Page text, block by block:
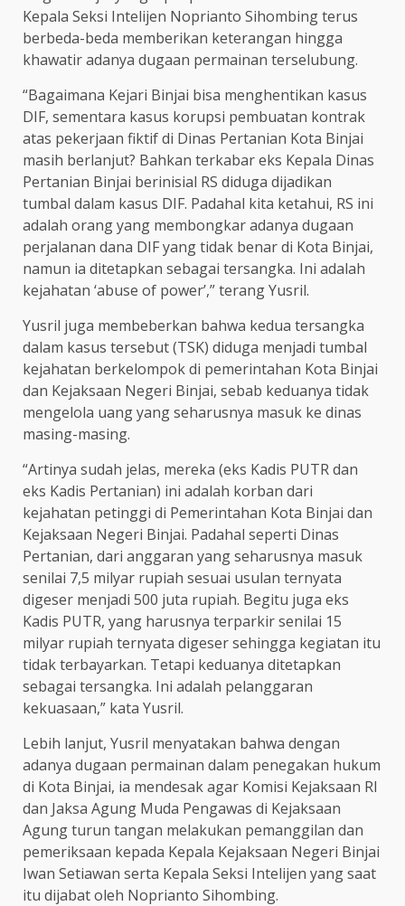
Kepala Seksi Intelijen Noprianto Sihombing terus
berbeda-beda memberikan keterangan hingga
khawatir adanya dugaan permainan terselubung.
“Bagaimana Kejari Binjai bisa menghentikan kasus
DIF, sementara kasus korupsi pembuatan kontrak
atas pekerjaan fiktif di Dinas Pertanian Kota Binjai
masih berlanjut? Bahkan terkabar eks Kepala Dinas
Pertanian Binjai berinisial RS diduga dijadikan
tumbal dalam kasus DIF. Padahal kita ketahui, RS ini
adalah orang yang membongkar adanya dugaan
perjalanan dana DIF yang tidak benar di Kota Binjai,
namun ia ditetapkan sebagai tersangka. Ini adalah
kejahatan ‘abuse of power’,” terang Yusril.
Yusril juga membeberkan bahwa kedua tersangka
dalam kasus tersebut (TSK) diduga menjadi tumbal
kejahatan berkelompok di pemerintahan Kota Binjai
dan Kejaksaan Negeri Binjai, sebab keduanya tidak
mengelola uang yang seharusnya masuk ke dinas
masing-masing.
“Artinya sudah jelas, mereka (eks Kadis PUTR dan
eks Kadis Pertanian) ini adalah korban dari
kejahatan petinggi di Pemerintahan Kota Binjai dan
Kejaksaan Negeri Binjai. Padahal seperti Dinas
Pertanian, dari anggaran yang seharusnya masuk
senilai 7,5 milyar rupiah sesuai usulan ternyata
digeser menjadi 500 juta rupiah. Begitu juga eks
Kadis PUTR, yang harusnya terparkir senilai 15
milyar rupiah ternyata digeser sehingga kegiatan itu
tidak terbayarkan. Tetapi keduanya ditetapkan
sebagai tersangka. Ini adalah pelanggaran
kekuasaan,” kata Yusril.
Lebih lanjut, Yusril menyatakan bahwa dengan
adanya dugaan permainan dalam penegakan hukum
di Kota Binjai, ia mendesak agar Komisi Kejaksaan RI
dan Jaksa Agung Muda Pengawas di Kejaksaan
Agung turun tangan melakukan pemanggilan dan
pemeriksaan kepada Kepala Kejaksaan Negeri Binjai
Iwan Setiawan serta Kepala Seksi Intelijen yang saat
itu dijabat oleh Noprianto Sihombing.